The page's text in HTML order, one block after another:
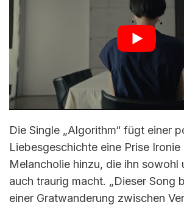
Die Single „Algorithm“ fügt einer
Liebesgeschichte eine Prise Ironie
Melancholie hinzu, die ihn sowohl
auch traurig macht. „Dieser Song
einer Gratwanderung zwischen